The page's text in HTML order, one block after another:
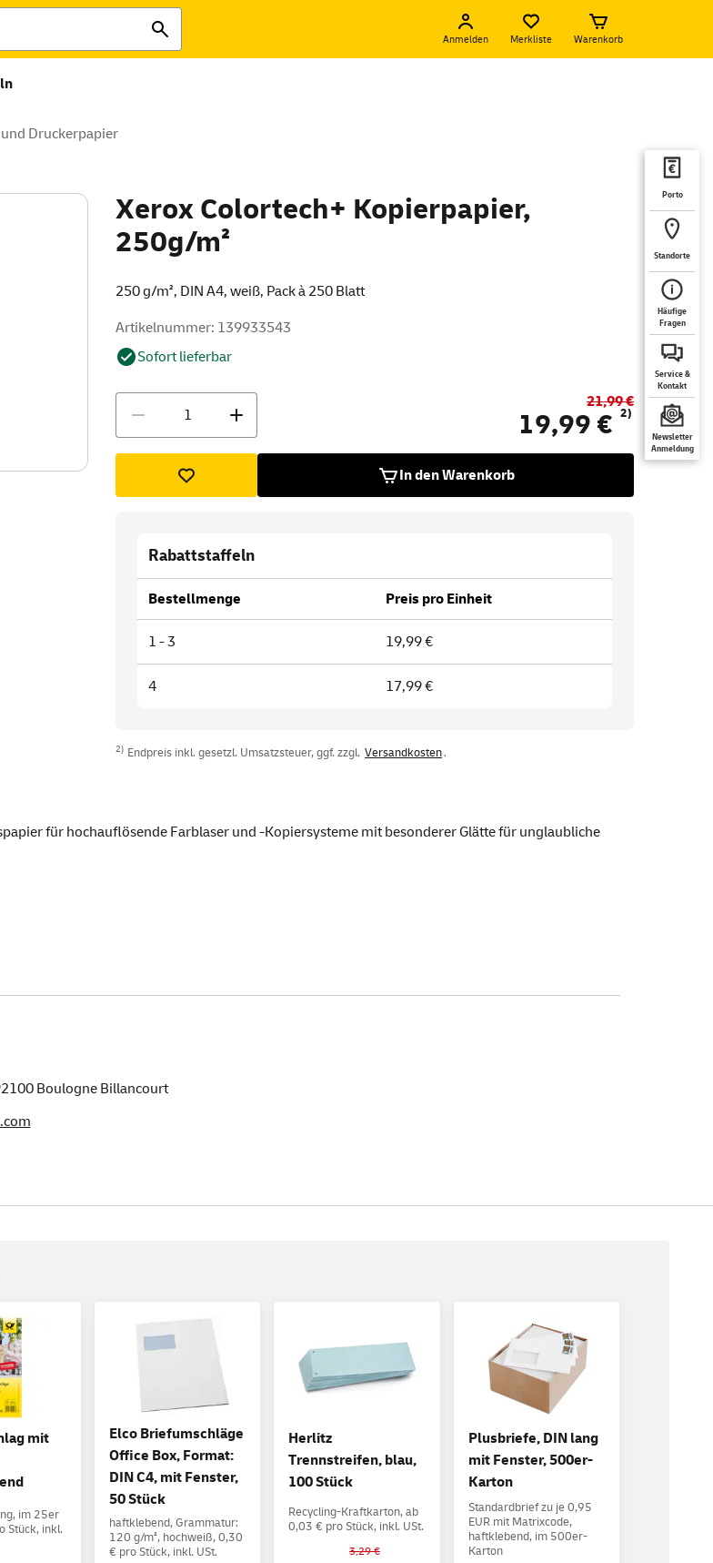
Anmelden Merkliste Warenkorb
Porto
Standorte
Häufige
Fragen
Service &
Kontakt
Newsletter
Anmeldung
Druckerpapier
Xerox Colortech+ Kopierpapier,
250g/m²
250 g/m², DIN A4, weiß, Pack à 250 Blatt
Artikelnummer: 139933543
Sofort lieferbar
21,99 €
19,99 € 2)
In den Warenkorb
Rabattstaffeln
Bestellmenge Preis pro Einheit
1 - 3 19,99 €
4 17,99 €
2) Endpreis inkl. gesetzl. Umsatzsteuer, ggf. zzgl. Versandkosten.
für hochauflösende Farblaser und -Kopiersysteme mit besonderer Glätte für unglaubliche
Boulogne Billancourt
mit
im 25er
Stück, inkl.
Elco Briefumschläge
Office Box, Format:
DIN C4, mit Fenster,
50 Stück
haftklebend, Grammatur:
120 g/m², hochweiß, 0,30
€ pro Stück, inkl. USt.
Herlitz
Trennstreifen, blau,
100 Stück
Recycling-Kraftkarton, ab
0,03 € pro Stück, inkl. USt.
3,29 €
Plusbriefe, DIN lang
mit Fenster, 500er-
Karton
Standardbrief zu je 0,95
EUR mit Matrixcode,
haftklebend, im 500er-
Karton